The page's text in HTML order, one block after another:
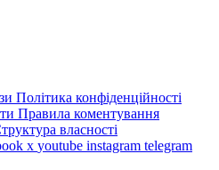
Політика конфіденційності
Правила коментування
власності
x youtube instagram telegram